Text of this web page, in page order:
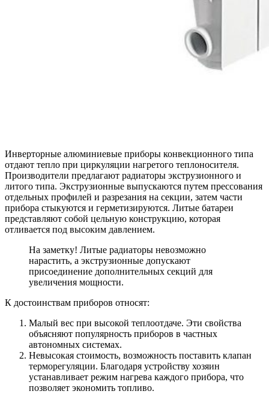
Инверторные алюминиевые приборы конвекционного типа
отдают тепло при циркуляции нагретого теплоносителя.
Производители предлагают радиаторы экструзионного и
литого типа. Экструзионные выпускаются путем прессования
отдельных профилей и разрезания на секции, затем части
прибора стыкуются и герметизируются. Литые батареи
представляют собой цельную конструкцию, которая
отливается под высоким давлением.
На заметку! Литые радиаторы невозможно
нарастить, а экструзионные допускают
присоединение дополнительных секций для
увеличения мощности.
К достоинствам приборов относят:
Малый вес при высокой теплоотдаче. Эти свойства
объясняют популярность приборов в частных
автономных системах.
Невысокая стоимость, возможность поставить клапан
терморегуляции. Благодаря устройству хозяин
устанавливает режим нагрева каждого прибора, что
позволяет экономить топливо.